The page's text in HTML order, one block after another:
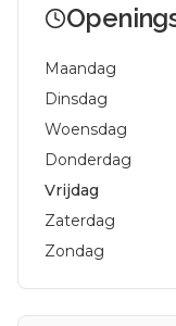
Maandag
Dinsdag
Woensdag
Donderdag
Vrijdag
Zaterdag
Zondag